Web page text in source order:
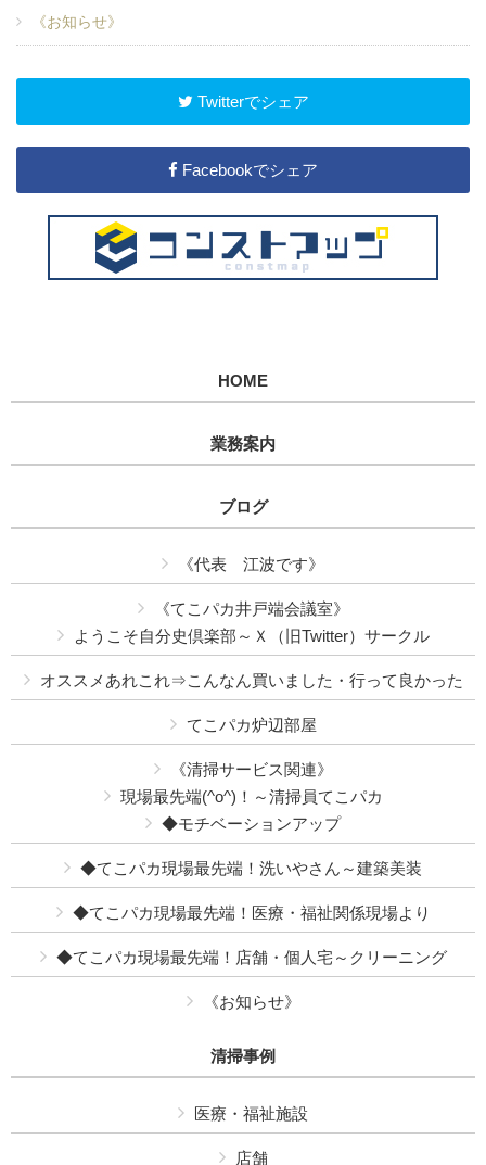
《お知らせ》
Twitterでシェア
Facebookでシェア
HOME
業務案内
ブログ
《代表 江波です》
《てこパカ井戸端会議室》
ようこそ自分史倶楽部～Ｘ（旧Twitter）サークル
オススメあれこれ⇒こんなん買いました・行って良かった
てこパカ炉辺部屋
《清掃サービス関連》
現場最先端(^o^)！～清掃員てこパカ
◆モチベーションアップ
◆てこパカ現場最先端！洗いやさん～建築美装
◆てこパカ現場最先端！医療・福祉関係現場より
◆てこパカ現場最先端！店舗・個人宅～クリーニング
《お知らせ》
清掃事例
医療・福祉施設
店舗